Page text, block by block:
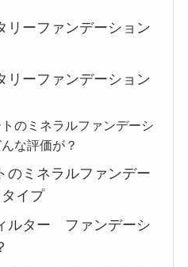
リーファンデーション
リーファンデーション
のミネラルファンデーシ
な評価が？
のミネラルファンデー
イプ
ルター ファンデーシ